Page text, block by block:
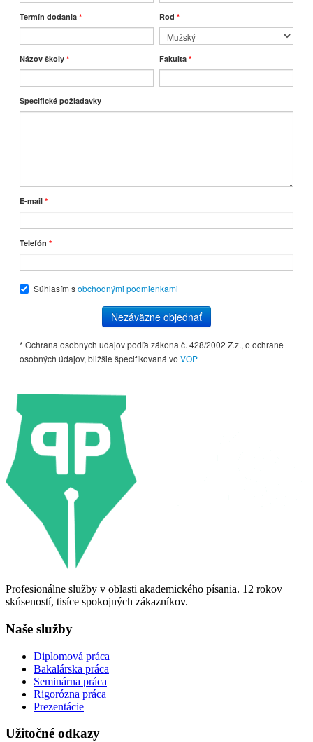
Profesionálne služby v oblasti akademického písania. 12 rokov
skúseností, tisíce spokojných zákazníkov.
Naše služby
Diplomová práca
Bakalárska práca
Seminárna práca
Rigorózna práca
Prezentácie
Užitočné odkazy